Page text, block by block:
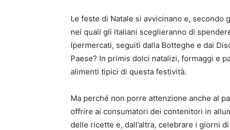
Le feste di Natale si avvicinano e, secondo
nei quali gli italiani sceglieranno di
Ipermercati, seguiti dalla Botteghe e dai
Paese? In primis dolci natalizi, formaggi e
alimenti tipici di questa festività.
Ma perché non porre attenzione anche al
offrire ai consumatori dei contenitori in
delle ricette e, dall’altra, celebrare i giorni